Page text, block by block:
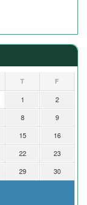
T F
1
2
8
9
15
16
22
23
29 30